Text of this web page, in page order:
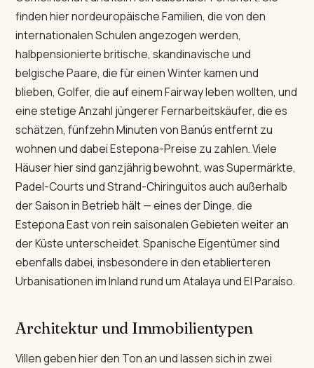
finden hier nordeuropäische Familien, die von den
internationalen Schulen angezogen werden,
halbpensionierte britische, skandinavische und
belgische Paare, die für einen Winter kamen und
blieben, Golfer, die auf einem Fairway leben wollten, und
eine stetige Anzahl jüngerer Fernarbeitskäufer, die es
schätzen, fünfzehn Minuten von Banús entfernt zu
wohnen und dabei Estepona-Preise zu zahlen. Viele
Häuser hier sind ganzjährig bewohnt, was Supermärkte,
Padel-Courts und Strand-Chiringuitos auch außerhalb
der Saison in Betrieb hält — eines der Dinge, die
Estepona East von rein saisonalen Gebieten weiter an
der Küste unterscheidet. Spanische Eigentümer sind
ebenfalls dabei, insbesondere in den etablierteren
Urbanisationen im Inland rund um Atalaya und El Paraíso.
Architektur und Immobilientypen
Villen geben hier den Ton an und lassen sich in zwei